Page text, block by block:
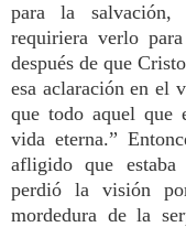
para la
requiriera verlo
después de que
esa aclaración en el
que todo aquel que
vida eterna.”
afligido que
perdió la visión
mordedura de la